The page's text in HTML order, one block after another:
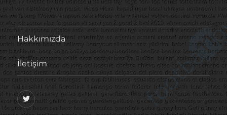
Hakkımızda
İletişim
@footballove